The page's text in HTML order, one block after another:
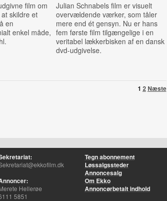
film om
skildre et
en
enkel måde,
Julian Schnabels film er visuelt
overvældende værker, som tåler
mere end ét gensyn. Nu er hans
fem første film tilgængelige i en
veritabel lækkerbisken af en dansk
dvd-udgivelse.
1 2 Næste
Hellerøe
5851
Tegn abonnement
Løssalgssteder
Annoncesalg
Om Ekko
Annoncørbetalt indhold